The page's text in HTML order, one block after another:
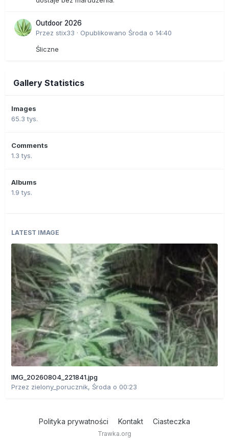
Outdoor 2026
Przez stix33 · Opublikowano Środa o 14:40
Śliczne
Gallery Statistics
Images
65.3 tys.
Comments
1.3 tys.
Albums
1.9 tys.
LATEST IMAGE
IMG_20260804_221841.jpg
Przez zielony_porucznik, Środa o 00:23
Polityka prywatności Kontakt Ciasteczka
Trawka.org